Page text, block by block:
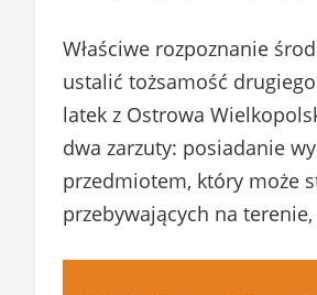
Właściwe rozpoznanie
ustalić tożsamość
latek z Ostrowa
dwa zarzuty: posiadanie
przedmiotem, który może
przebywających na